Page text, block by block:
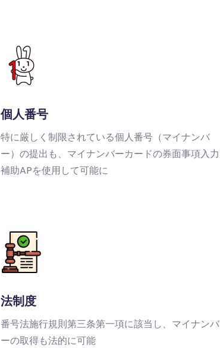
個人番号
特に厳しく制限されている個人番号（マイナンバ
ー）の提出も、マイナンバーカードの券面事項入力
補助APを使用して可能に
法制度
番号法施行規則第三条第一項に該当し、マイナンバ
ーの取得も法的に可能